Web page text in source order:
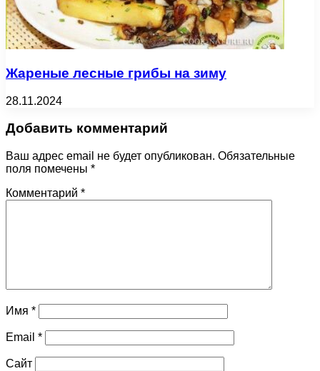
Жареные лесные грибы на зиму
28.11.2024
Добавить комментарий
Ваш адрес email не будет опубликован. Обязательные
поля помечены *
Комментарий *
Имя *
Email *
Сайт